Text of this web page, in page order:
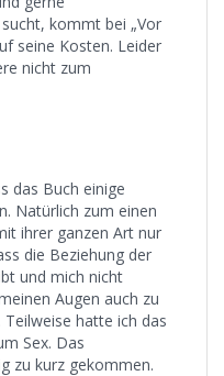
kommt bei „Vor
seine Kosten. Leider
nicht zum
das Buch einige
Natürlich zum einen
ihrer ganzen Art nur
die Beziehung der
und mich nicht
Augen auch zu
hatte ich das
Sex. Das
zu kurz gekommen.